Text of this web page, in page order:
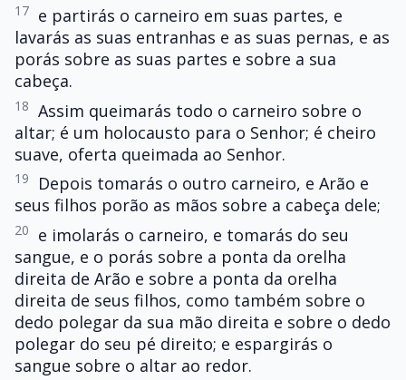
17 e partirás o carneiro em suas partes, e
lavarás as suas entranhas e as suas pernas, e as
porás sobre as suas partes e sobre a sua
cabeça.
18 Assim queimarás todo o carneiro sobre o
altar; é um holocausto para o Senhor; é cheiro
suave, oferta queimada ao Senhor.
19
Depois tomarás o outro carneiro, e Arão e
seus filhos porão as mãos sobre a cabeça dele;
20
e imolarás o carneiro, e tomarás do seu
sangue, e o porás sobre a ponta da orelha
direita de Arão e sobre a ponta da orelha
direita de seus filhos, como também sobre o
dedo polegar da sua mão direita e sobre o dedo
polegar do seu pé direito; e espargirás o
sangue sobre o altar ao redor.